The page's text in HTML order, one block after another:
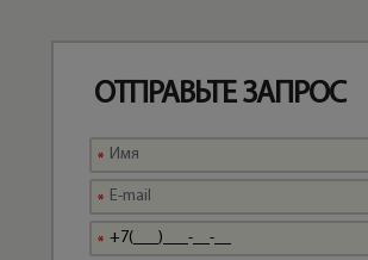
ОТПРАВЬТЕ ЗАПРОС